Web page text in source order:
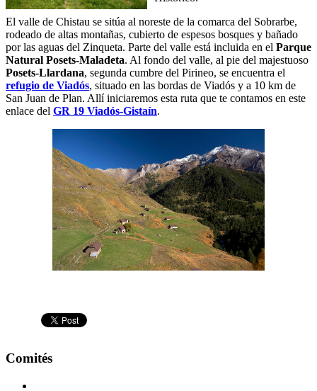
El valle de Chistau se sitúa al noreste de la comarca del Sobrarbe,
rodeado de altas montañas, cubierto de espesos bosques y bañado
por las aguas del Zinqueta. Parte del valle está incluida en el Parque
Natural Posets-Maladeta. Al fondo del valle, al pie del majestuoso
Posets-Llardana, segunda cumbre del Pirineo, se encuentra el
refugio de Viadós, situado en las bordas de Viadós y a 10 km de
San Juan de Plan. Allí iniciaremos esta ruta que te contamos en este
enlace del GR 19 Viadós-Gistaín.
Comités